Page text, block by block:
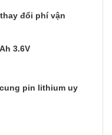
đổi phí vận
3.6V
pin lithium uy